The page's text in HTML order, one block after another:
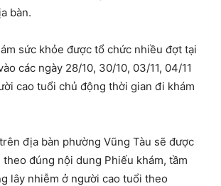
bàn.
sức khỏe được tổ chức nhiều đợt tại
các ngày 28/10, 30/10, 03/11, 04/11
cao tuổi chủ động thời gian đi khám
địa bàn phường Vũng Tàu sẽ được
đúng nội dung Phiếu khám, tầm
lây nhiễm ở người cao tuổi theo